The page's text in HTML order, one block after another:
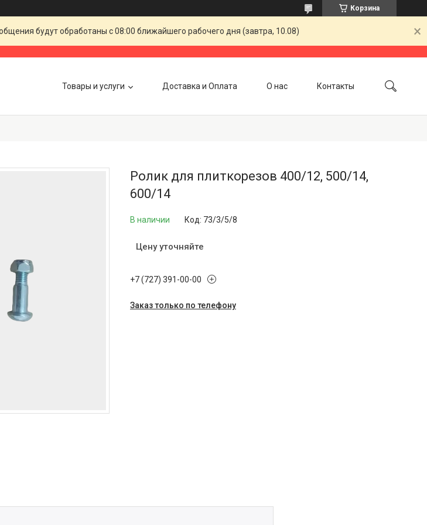
Корзина
будут обработаны с 08:00 ближайшего рабочего дня (завтра, 10.08)
Товары и услуги Доставка и Оплата О нас Контакты
Ролик для плиткорезов 400/12, 500/14,
600/14
В наличии Код: 73/3/5/8
Цену уточняйте
+7 (727) 391-00-00
Заказ только по телефону